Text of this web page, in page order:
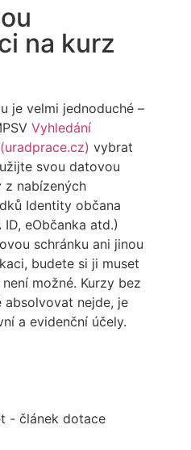
na kurz
je velmi jednoduché –
Vyhledání
vybrat
svou datovou
z nabízených
Identity občana
eObčanka atd.)
schránku ani jinou
budete si ji muset
možné. Kurzy bez
absolvovat nejde, je
a evidenční účely.